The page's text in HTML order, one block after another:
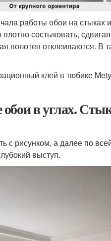
работы обои на стыках
состыковать,
полотен отклеиваются.
клей в тюбике
в углах.
с рисунком, а далее по
выступ.